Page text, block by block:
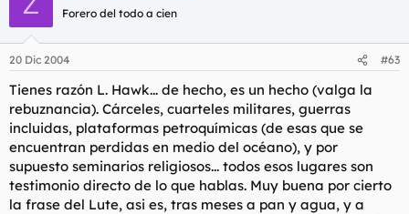
lo del Nacho Vidal me va a entrar una
depre.
Haz clic para expandir...
Joder, cualquiera diria que Torbe no hace
mas que follarse travelos, lo que le pasó en
Tailandia fue un simple desliz...
Haz clic para expandir...
Torbe se ha follado el culo de un hombre...tu
dirás...
Haz clic para expandir...
No recuerdo haber escrito esa frase...
Sí, amigo Hawk, son muuuuuuuuuy excusables....
Haz clic para expandir...
Mira yo creo qeu aqui la mayoria de los que estamos al
cabo de 2 o 3 año de internamiento en una carcel,
submarino o portaviones nuclear(recordemos que pueden
estar meses navegando), en una base cientifica, o en una
platarforma petrolifera pues igual acababamos con el vicio
nefando.
Si te estás justificando con cosas imaginarias aún antes de que
ocurra mal camino llevas...
Forero del todo a cien
20 Dic 2004 #63
Tienes razón L. Hawk... de hecho, es un hecho (valga la
rebuznancia). Cárceles, cuarteles militares, guerras
incluidas, plataformas petroquímicas (de esas que se
encuentran perdidas en medio del océano), y por
supuesto seminarios religiosos... todos esos lugares son
testimonio directo de lo que hablas. Muy buena por cierto
la frase del Lute, asi es, tras meses a pan y agua, y a